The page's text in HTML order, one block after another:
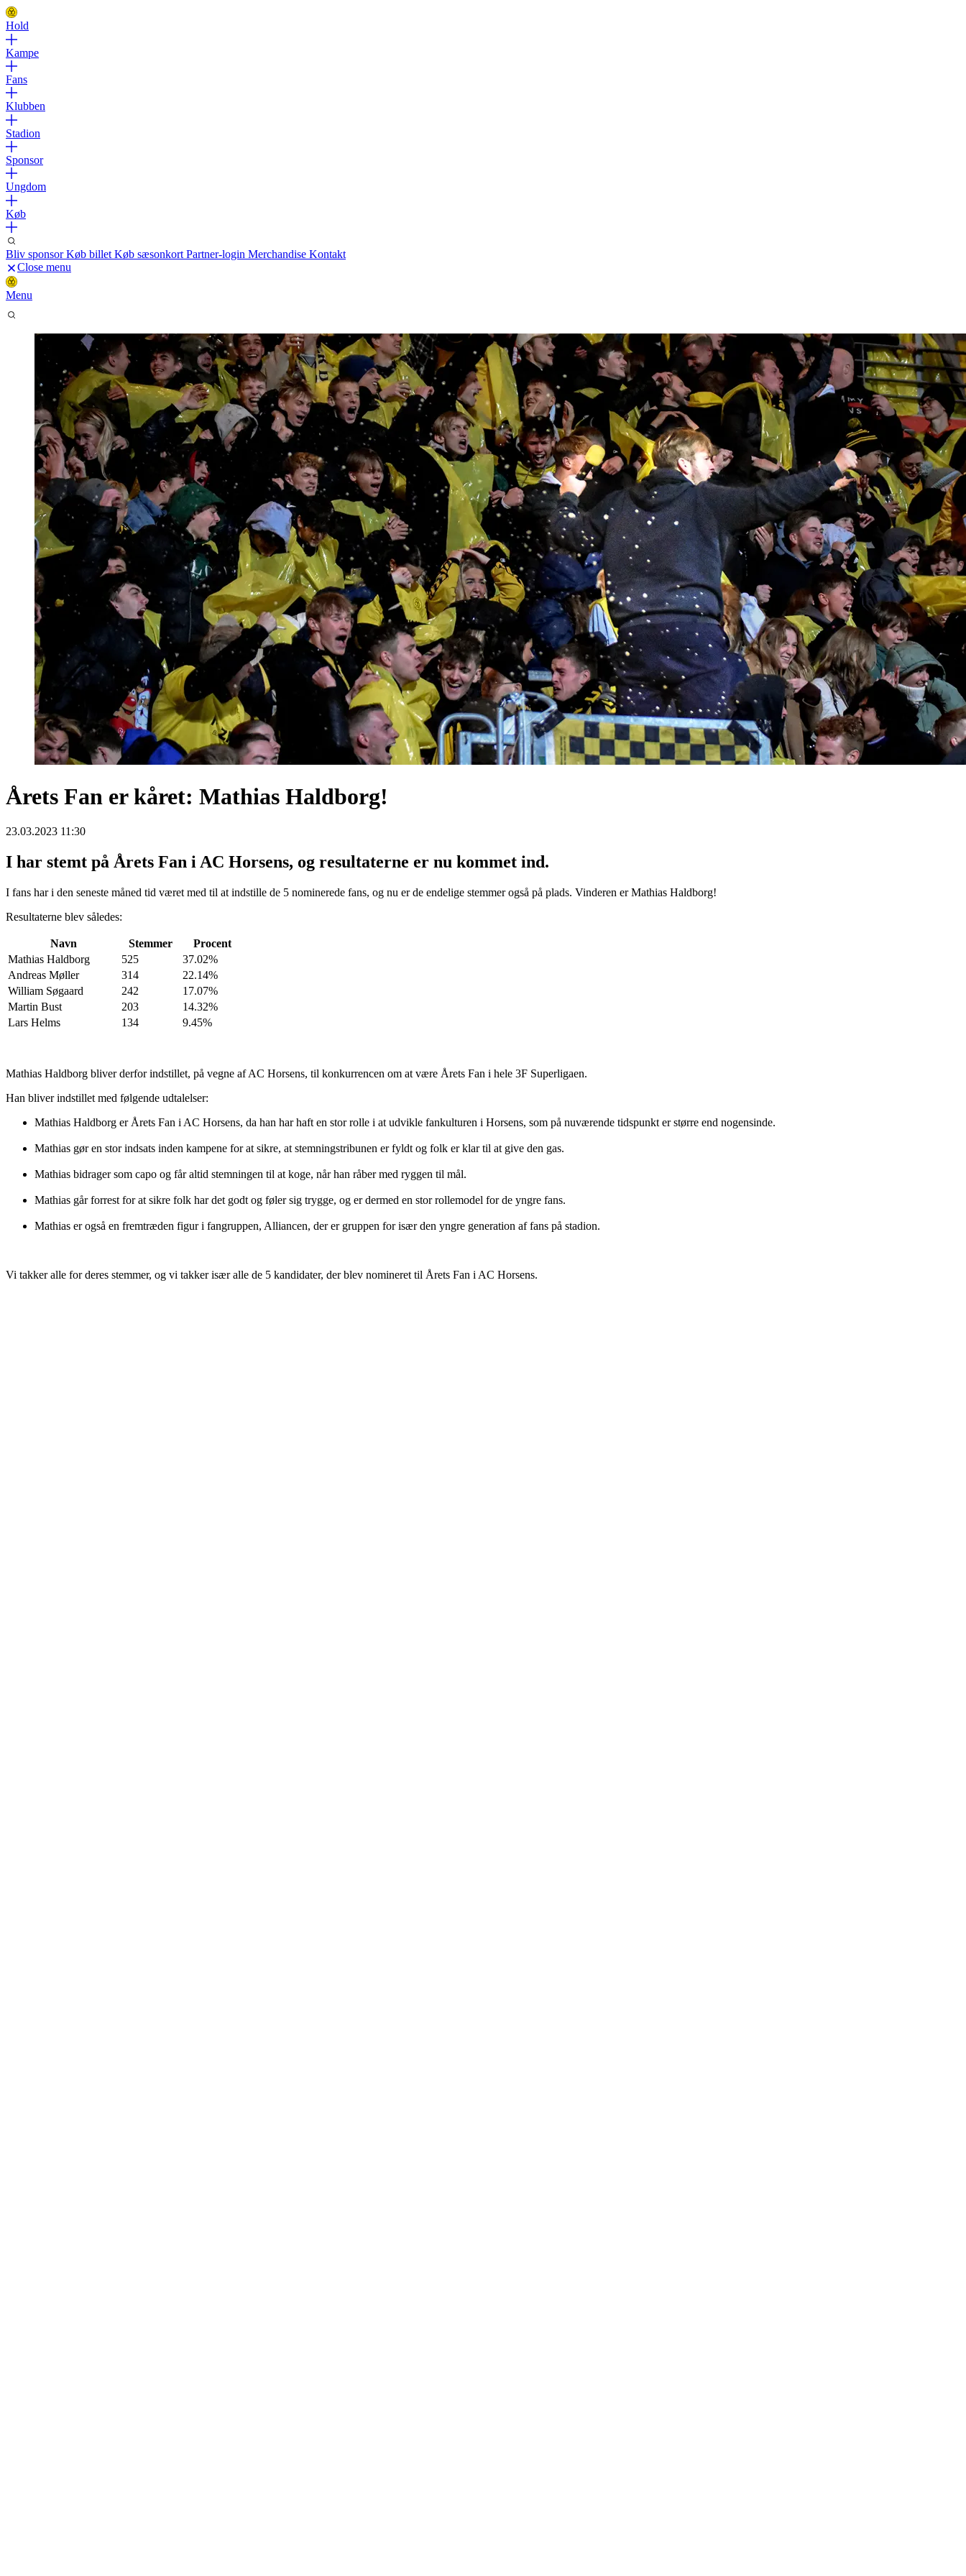
Hold
Kampe
Fans
Klubben
Stadion
Sponsor
Ungdom
Køb
Bliv sponsorKøb billet Køb sæsonkort Partner-login Merchandise Kontakt
Close menu
Menu
Årets Fan er kåret: Mathias Haldborg!
23.03.2023 11:30
I har stemt på Årets Fan i AC Horsens, og resultaterne er nu kommet ind.
I fans har i den seneste måned tid været med til at indstille de 5 nominerede fans, og nu er de endelige stemmer også på plads. Vinderen er Mathias Haldborg!
Resultaterne blev således:
Navn Stemmer
Procent
Mathias Haldborg
525
37.02%
Andreas Møller
314
22.14%
William Søgaard
242
17.07%
Martin Bust
203
14.32%
Lars Helms
134 9.45%
Mathias Haldborg bliver derfor indstillet, på vegne af AC Horsens, til konkurrencen om at være Årets Fan i hele 3F Superligaen.
Han bliver indstillet med følgende udtalelser:
Mathias Haldborg er Årets Fan i AC Horsens, da han har haft en stor rolle i at udvikle fankulturen i Horsens, som på nuværende tidspunkt er større end nogensinde.
Mathias gør en stor indsats inden kampene for at sikre, at stemningstribunen er fyldt og folk er klar til at give den gas.
Mathias bidrager som capo og får altid stemningen til at koge, når han råber med ryggen til mål.
Mathias går forrest for at sikre folk har det godt og føler sig trygge, og er dermed en stor rollemodel for de yngre fans.
Mathias er også en fremtræden figur i fangruppen, Alliancen, der er gruppen for især den yngre generation af fans på stadion.
Vi takker alle for deres stemmer, og vi takker især alle de 5 kandidater, der blev nomineret til Årets Fan i AC Horsens.